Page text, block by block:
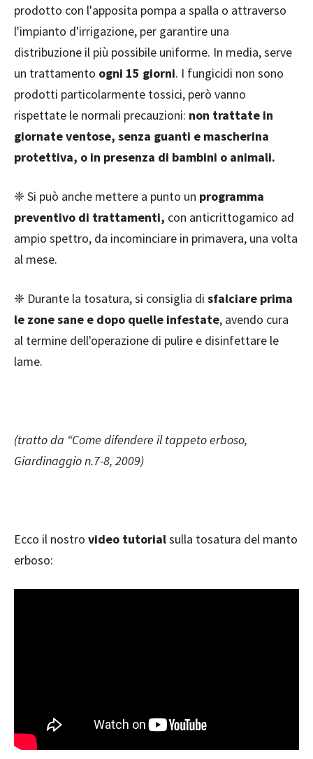
prodotto con l'apposita pompa a spalla o attraverso
l'impianto d'irrigazione, per garantire una
distribuzione il più possibile uniforme. In media, serve
un trattamento ogni 15 giorni. I fungicidi non sono
prodotti particolarmente tossici, però vanno
rispettate le normali precauzioni: non trattate in
giornate ventose, senza guanti e mascherina
protettiva, o in presenza di bambini o animali.
❈ Si può anche mettere a punto un programma
preventivo di trattamenti, con anticrittogamico ad
ampio spettro, da incominciare in primavera, una volta
al mese.
❈ Durante la tosatura, si consiglia di sfalciare prima
le zone sane e dopo quelle infestate, avendo cura
al termine dell'operazione di pulire e disinfettare le
lame.
(tratto da “Come difendere il tappeto erboso,
Giardinaggio n.7-8, 2009)
Ecco il nostro video tutorialsulla tosatura del manto
erboso: